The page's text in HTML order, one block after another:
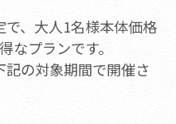
、大人1名様本体価格
なプランです。
記の対象期間で開催さ